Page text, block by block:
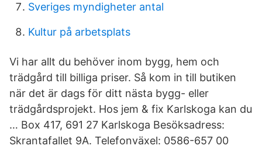
Sveriges myndigheter antal
Kultur på arbetsplats
Vi har allt du behöver inom bygg, hem och
trädgård till billiga priser. Så kom in till butiken
när det är dags för ditt nästa bygg- eller
trädgårdsprojekt. Hos jem & fix Karlskoga kan du
… Box 417, 691 27 Karlskoga Besöksadress:
Skrantafallet 9A. Telefonväxel: 0586-657 00